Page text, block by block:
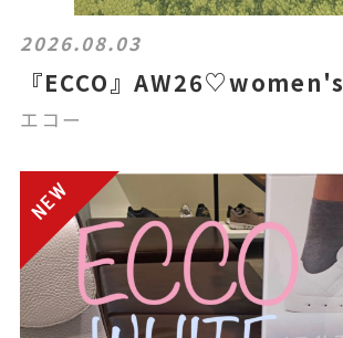
2026.08.03
『ECCO』AW26♡women's
エコー